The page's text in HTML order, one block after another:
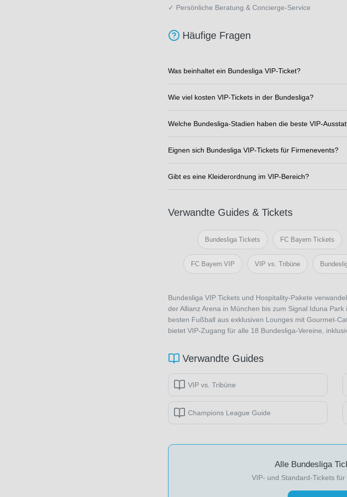
✓ Persönliche Beratung & Concierge-Service
Häufige Fragen
Was beinhaltet ein Bundesliga VIP-Ticket?
Wie viel kosten VIP-Tickets in der Bundesliga?
Welche Bundesliga-Stadien haben die beste VIP-
Eignen sich Bundesliga VIP-Tickets für Firmenevents?
Gibt es eine Kleiderordnung im VIP-Bereich?
Verwandte Guides & Tickets
Bundesliga Tickets FC Bayern Tickets
FC Bayern VIP VIP vs. Tribüne
Bundesliga VIP Tickets und Hospitality-Pakete
der Allianz Arena in München bis zum Signal Iduna
besten Fußball aus exklusiven Lounges mit Gourmet-
bietet VIP-Zugang für alle 18 Bundesliga-Vereine,
Verwandte Guides
VIP vs. Tribüne
Champions League Guide
Alle Bundesliga
VIP- und Standard-Tickets für